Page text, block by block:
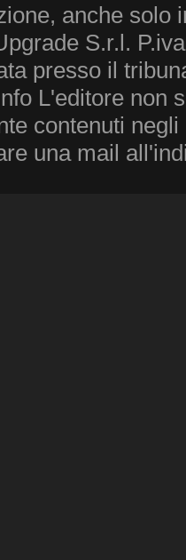
anche solo
S.r.l.
presso il
L'editore non
contenuti
una mail